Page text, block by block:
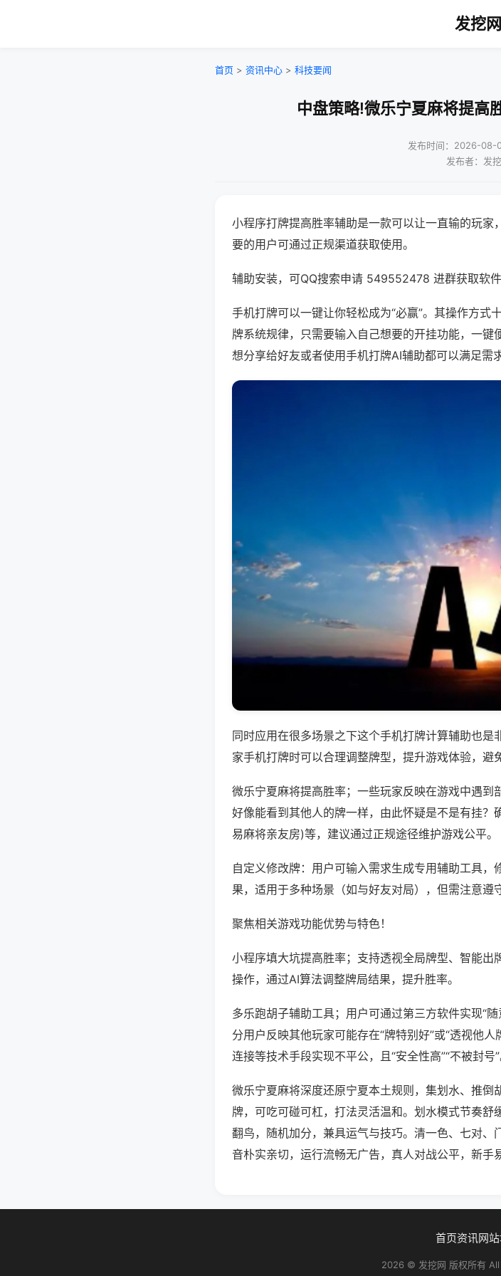
发挖网
首页 > 资讯中心 > 科技要闻
中盘策略!微乐宁夏麻将提高
发布时间：2026-08-
发布者：发
小程序打牌提高胜率辅助是一款可以让一直输的玩家
要的用户可通过正规渠道获取使用。
辅助安装，可QQ搜索申请 549552478 进群获取软
手机打牌可以一键让你轻松成为“必赢”。其操作方式
牌系统规律，只需要输入自己想要的开挂功能，一
想分享给好友或者使用手机打牌AI辅助都可以满足需求
同时应用在很多场景之下这个手机打牌计算辅助也
家手机打牌时可以合理调整牌型，提升游戏体验，避
微乐宁夏麻将提高胜率；一些玩家反映在游戏中遇
好像能看到其他人的牌一样，由此怀疑是不是有挂
易麻将亲友房)等，建议通过正规途径维护游戏公平。
自定义修改牌：用户可输入需求生成专用辅助工具，
果，适用于多种场景（如与好友对局），但需注意遵
聚焦相关游戏功能优势与特色！
小程序填大坑提高胜率；支持透视全局牌型、智能
操作，通过AI算法调整牌局结果，提升胜率。
多乐跑胡子辅助工具；用户可通过第三方软件实现“
分用户反映其他玩家可能存在“牌特别好”或“透视他
连接等技术手段实现不平公，且“安全性高”“不被封号”
微乐宁夏麻将深度还原宁夏本土规则，集划水、推
牌，可吃可碰可杠，打法灵活温和。划水模式节奏
翻鸟，随机加分，兼具运气与技巧。清一色、七对
音朴实亲切，运行流畅无广告，真人对战公平，新手
首页资讯网
2026 © 发挖网 版权所有